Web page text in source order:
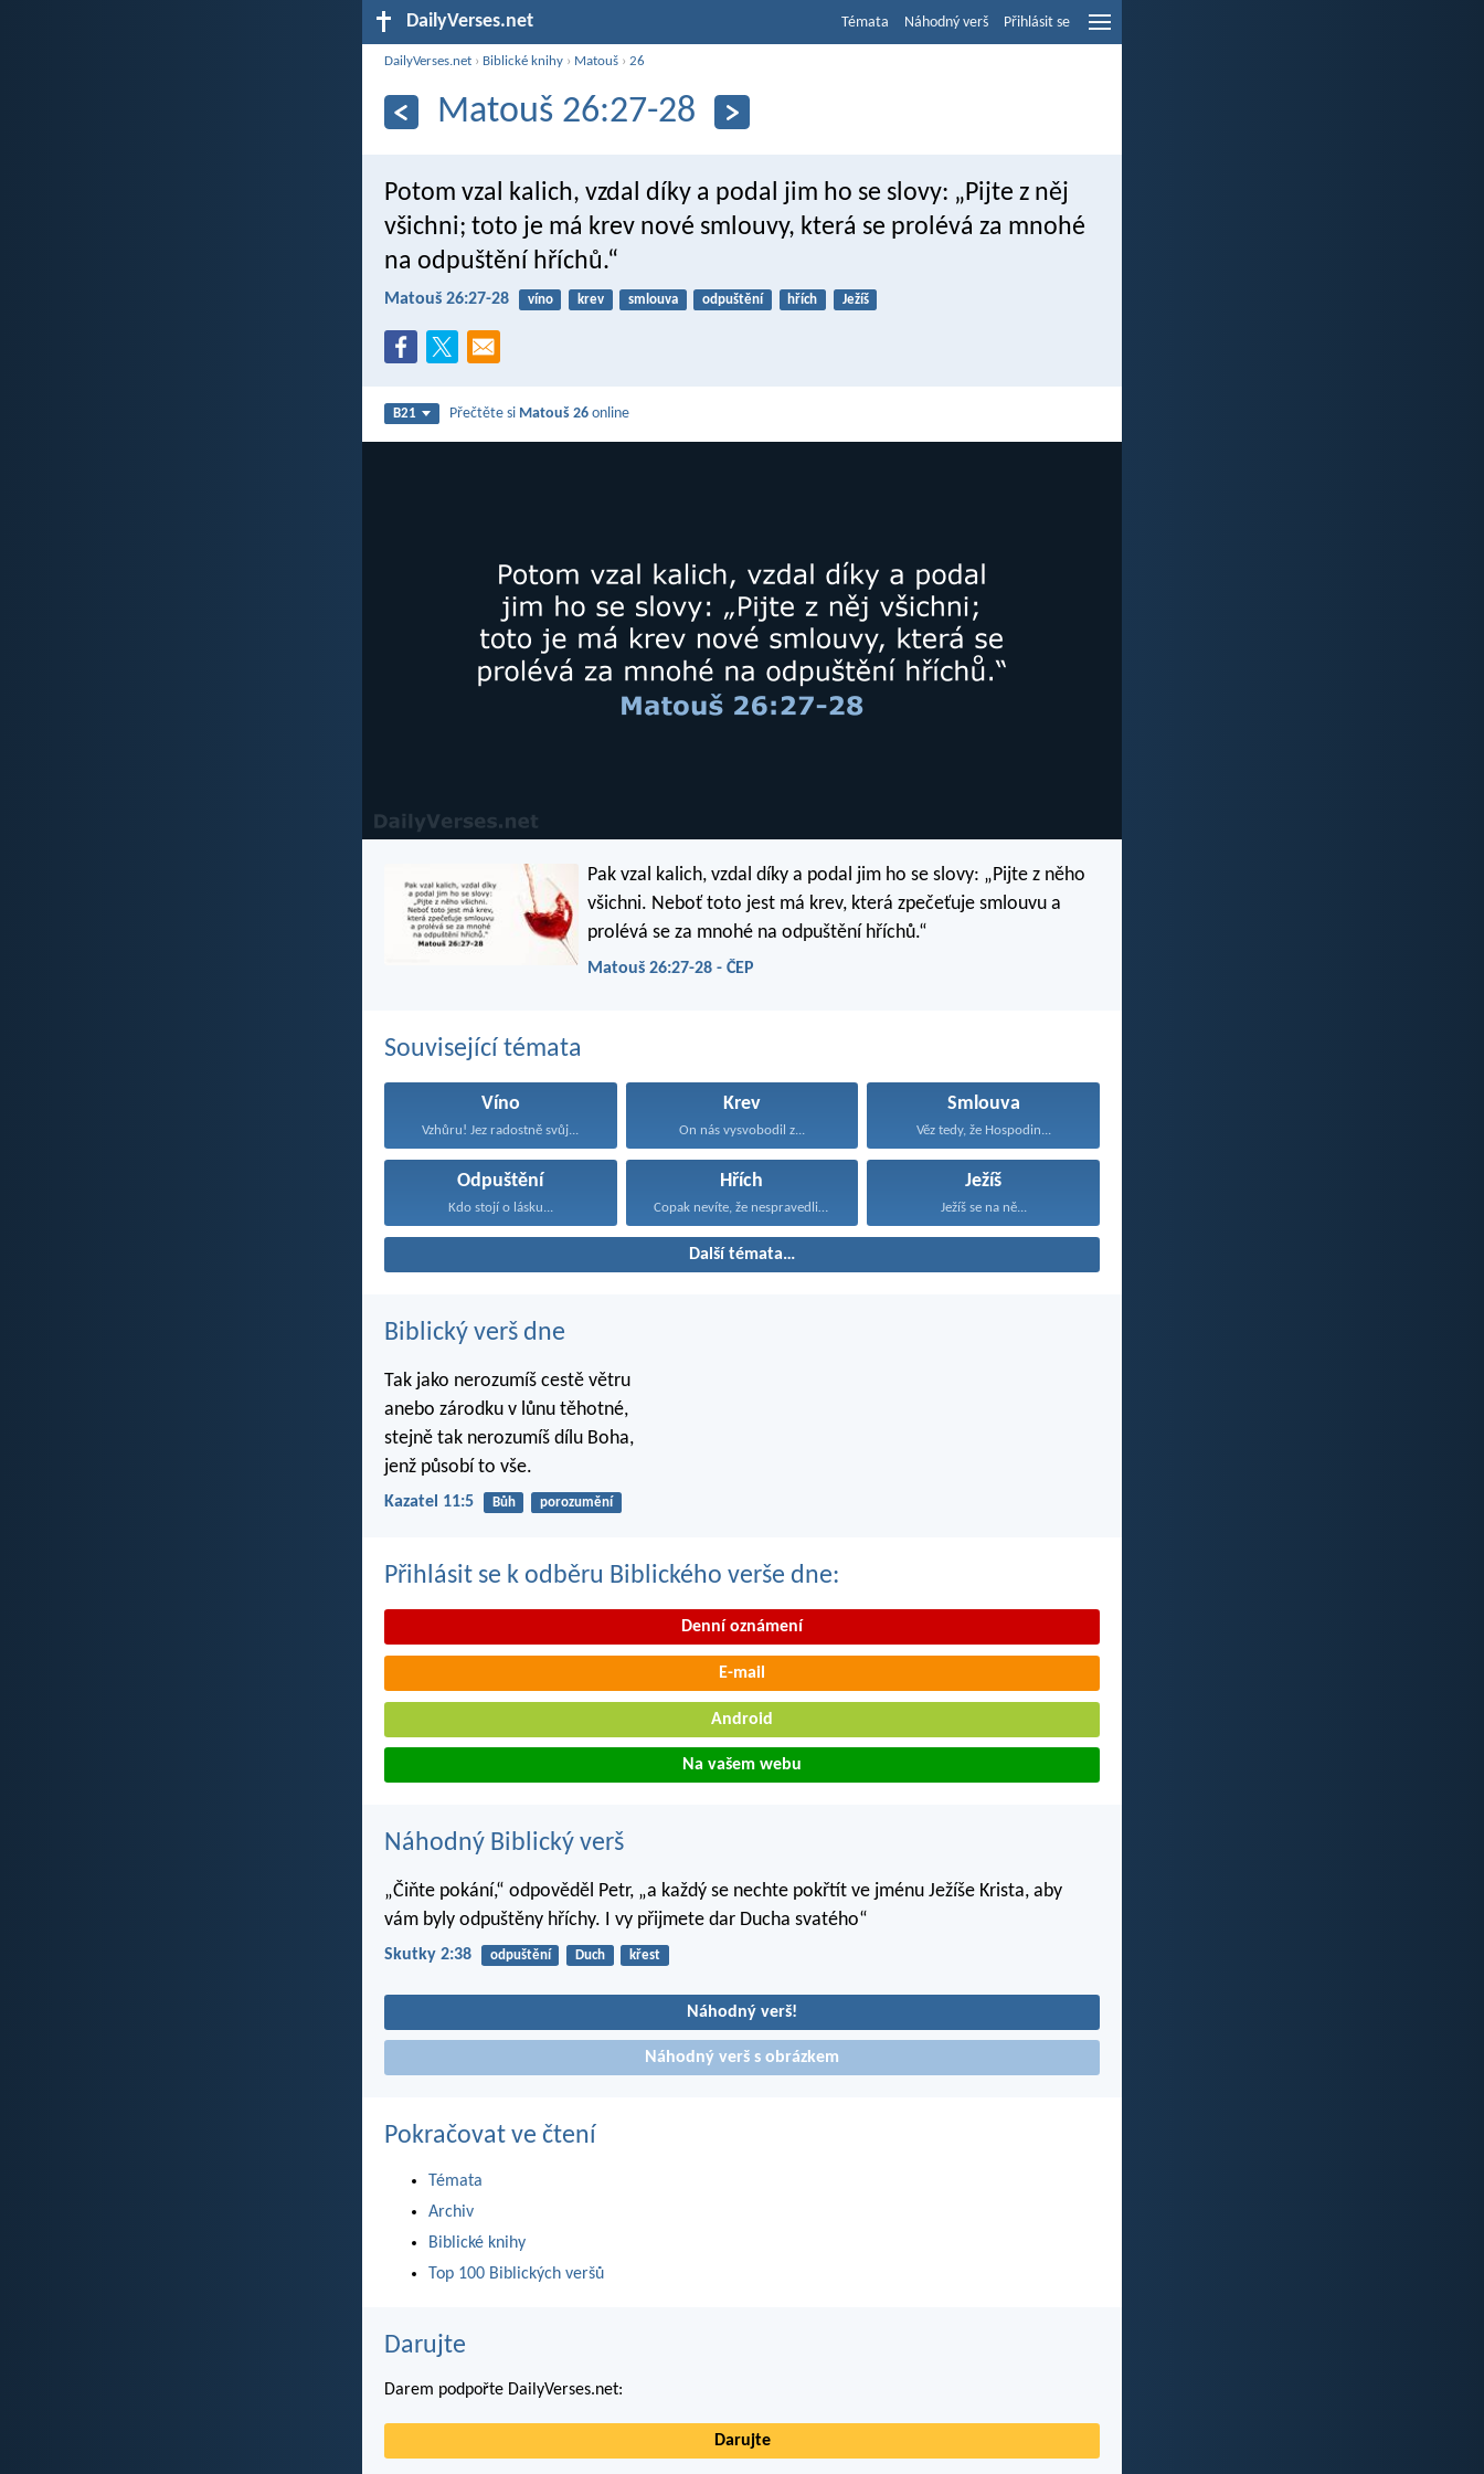
DailyVerses.net Témata Náhodný verš Přihlásit se
DailyVerses.net › Biblické knihy › Matouš ›26
Matouš 26:27-28
Potom vzal kalich, vzdal díky a podal jim ho se slovy: „Pijte z něj
všichni; toto je má krev nové smlouvy, která se prolévá za mnohé
na odpuštění hříchů.“
Matouš 26:27-28 víno krev smlouva odpuštění hřích Ježíš
B21 Přečtěte si Matouš 26 online
Pak vzal kalich, vzdal díky a podal jim ho se slovy: „Pijte z něho
všichni. Neboť toto jest má krev, která zpečeťuje smlouvu a
prolévá se za mnohé na odpuštění hříchů.“
Matouš 26:27-28 - ČEP
Související témata
Víno
Vzhůru! Jez radostně svůj...
Krev
On nás vysvobodil z...
Smlouva
Věz tedy, že Hospodin...
Odpuštění
Kdo stojí o lásku...
Hřích
Copak nevíte, že nespravedliví...
Ježíš
Ježíš se na ně...
Další témata…
Biblický verš dne
Tak jako nerozumíš cestě větru
anebo zárodku v lůnu těhotné,
stejně tak nerozumíš dílu Boha,
jenž působí to vše.
Kazatel 11:5 Bůh porozumění
Přihlásit se k odběru Biblického verše dne:
Denní oznámení
E-mail
Android
Na vašem webu
Náhodný Biblický verš
„Čiňte pokání,“ odpověděl Petr, „a každý se nechte pokřtít ve jménu Ježíše Krista, aby
vám byly odpuštěny hříchy. I vy přijmete dar Ducha svatého“
Skutky 2:38 odpuštění Duch křest
Náhodný verš!
Náhodný verš s obrázkem
Pokračovat ve čtení
Témata
Archiv
Biblické knihy
Top 100 Biblických veršů
Darujte
Darem podpořte DailyVerses.net:
Darujte